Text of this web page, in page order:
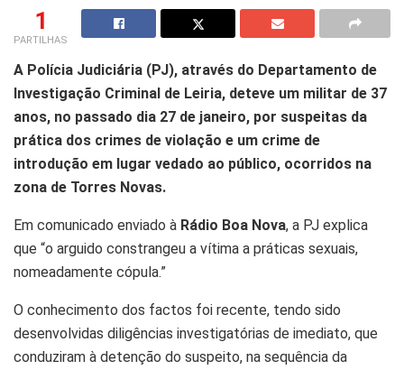
1
PARTILHAS
A Polícia Judiciária (PJ), através do Departamento de
Investigação Criminal de Leiria, deteve um militar de 37
anos, no passado dia 27 de janeiro, por suspeitas da
prática dos crimes de violação e um crime de
introdução em lugar vedado ao público, ocorridos na
zona de Torres Novas.
Em comunicado enviado à Rádio Boa Nova, a PJ explica
que “o arguido constrangeu a vítima a práticas sexuais,
nomeadamente cópula.”
O conhecimento dos factos foi recente, tendo sido
desenvolvidas diligências investigatórias de imediato, que
conduziram à detenção do suspeito, na sequência da